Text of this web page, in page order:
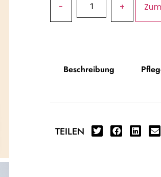
Beschreibung
TEILEN